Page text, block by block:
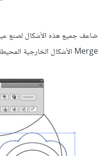
ضاعف جميع هذه الأشكال لصنع عين
Merge الأشكال الخارجية المحيطة لمزج الشكلين المتداخلين.